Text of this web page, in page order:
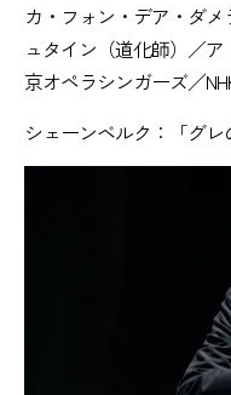
カ・フォン・デア・ダ
ュタイン（道化師）／
京オペラシンガーズ／
シェーンベルク：「グレ